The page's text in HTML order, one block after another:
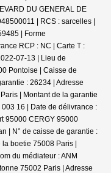
DU GENERAL DE
| RCS : sarcelles |
| Forme
RCP : NC | Carte T :
07-13 | Lieu de
Pontoise | Caisse de
: 26234 | Adresse
| Montant de la garantie
16 | Date de délivrance :
95000 CERGY 95000
| N° de caisse de garantie :
boetie 75008 Paris |
du médiateur : ANM
75002 Paris | Adresse